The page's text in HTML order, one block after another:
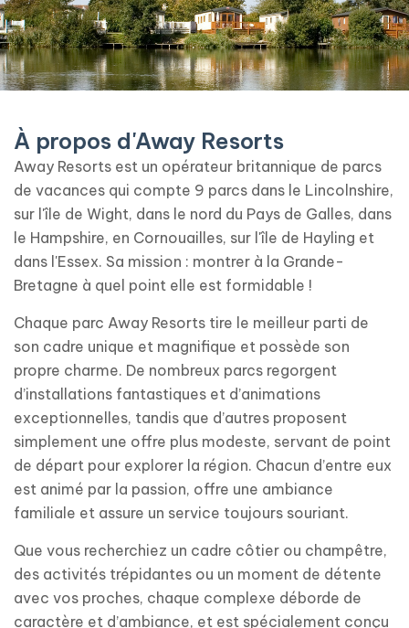
À propos d'Away Resorts
Away Resorts est un opérateur britannique de parcs
de vacances qui compte 9 parcs dans le Lincolnshire,
sur l'île de Wight, dans le nord du Pays de Galles, dans
le Hampshire, en Cornouailles, sur l'île de Hayling et
dans l'Essex. Sa mission : montrer à la Grande-
Bretagne à quel point elle est formidable !
Chaque parc Away Resorts tire le meilleur parti de
son cadre unique et magnifique et possède son
propre charme. De nombreux parcs regorgent
d’installations fantastiques et d’animations
exceptionnelles, tandis que d’autres proposent
simplement une offre plus modeste, servant de point
de départ pour explorer la région. Chacun d’entre eux
est animé par la passion, offre une ambiance
familiale et assure un service toujours souriant.
Que vous recherchiez un cadre côtier ou champêtre,
des activités trépidantes ou un moment de détente
avec vos proches, chaque complexe déborde de
caractère et d’ambiance, et est spécialement conçu